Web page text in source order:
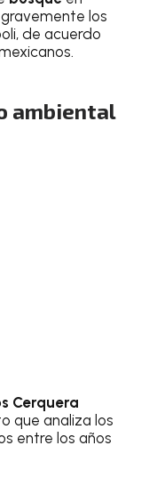
los
de acuerdo
ambiental
Cerquera
que analiza los
entre los años